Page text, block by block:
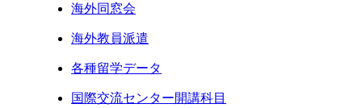
海外同窓会
海外教員派遣
各種留学データ
国際交流センター開講科目